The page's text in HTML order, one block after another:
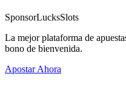
SponsorLucksSlots
La mejor plataforma de
bono de bienvenida.
Apostar Ahora